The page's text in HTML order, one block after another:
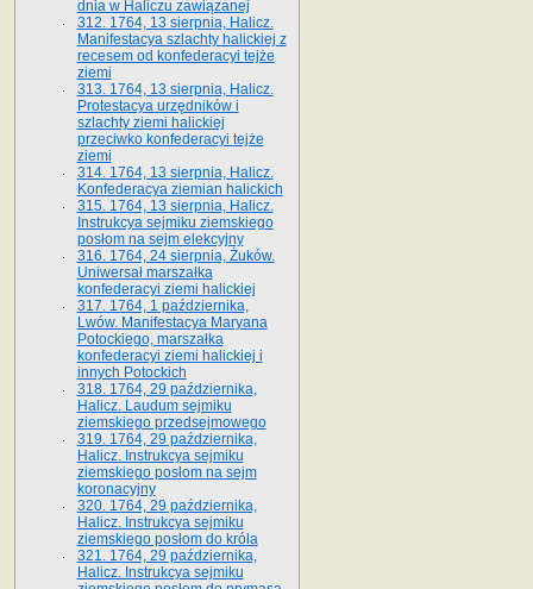
dnia w Haliczu zawiązanej
312. 1764, 13 sierpnia, Halicz.
Manifestacya szlachty halickiej z
recesem od konfederacyi tejże
ziemi
313. 1764, 13 sierpnia, Halicz.
Protestacya urzędników i
szlachty ziemi halickiej
przeciwko konfederacyi tejże
ziemi
314. 1764, 13 sierpnia, Halicz.
Konfederacya ziemian halickich
315. 1764, 13 sierpnia, Halicz.
Instrukcya sejmiku ziemskiego
posłom na sejm elekcyjny
316. 1764, 24 sierpnia, Żuków.
Uniwersał marszałka
konfederacyi ziemi halickiej
317. 1764, 1 października,
Lwów. Manifestacya Maryana
Potockiego, marszałka
konfederacyi ziemi halickiej i
innych Potockich
318. 1764, 29 października,
Halicz. Laudum sejmiku
ziemskiego przedsejmowego
319. 1764, 29 października,
Halicz. Instrukcya sejmiku
ziemskiego posłom na sejm
koronacyjny
320. 1764, 29 października,
Halicz. Instrukcya sejmiku
ziemskiego posłom do króla
321. 1764, 29 października,
Halicz. Instrukcya sejmiku